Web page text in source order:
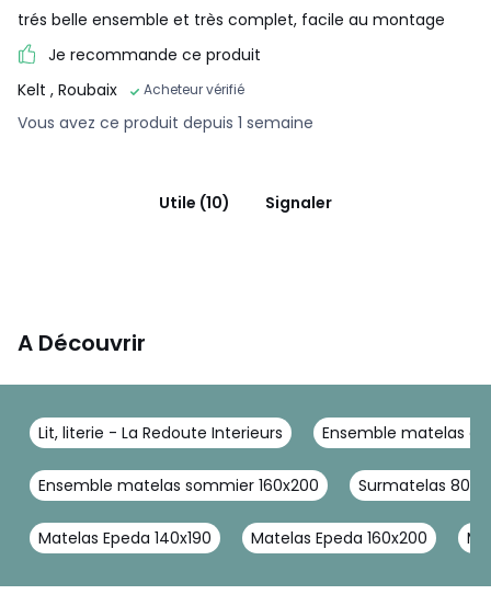
trés belle ensemble et très complet, facile au montage
Je recommande ce produit
Kelt , Roubaix Acheteur vérifié
Vous avez ce produit depuis 1 semaine
Utile (10) Signaler
A Découvrir
Lit, literie - La Redoute Interieurs Ensemble matelas
Ensemble matelas sommier 160x200 Surmatelas
Matelas Epeda 140x190 Matelas Epeda 160x200